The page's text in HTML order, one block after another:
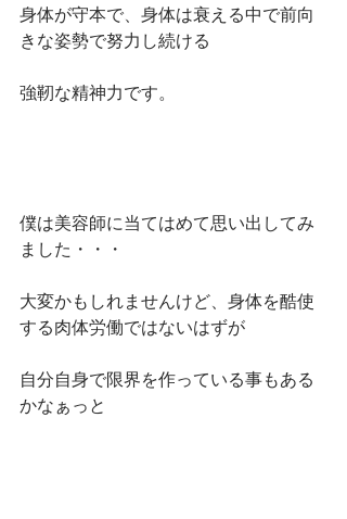
身体が守本で、身体は衰える中で前向
きな姿勢で努力し続ける
強靭な精神力です。
僕は美容師に当てはめて思い出してみ
ました・・・
大変かもしれませんけど、身体を酷使
する肉体労働ではないはずが
自分自身で限界を作っている事もある
かなぁっと